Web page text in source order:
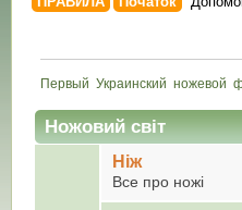
Первый  Украинский  ножевой
Ножовий світ
Ніж
Все про ножі